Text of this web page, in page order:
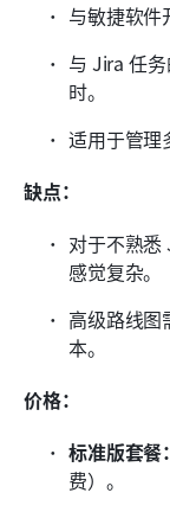
与敏捷软件
与 Jira 任
时。
适用于管理
缺点：
对于不熟
感觉复杂。
高级路线
本。
价格：
标准版套餐：
费）。